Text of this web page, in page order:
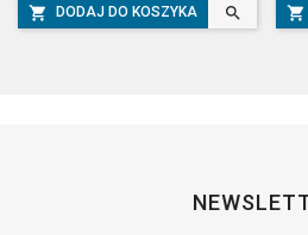
 DODAJ DO KOSZYKA  